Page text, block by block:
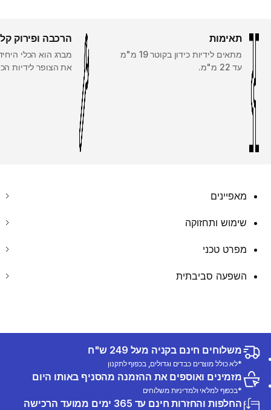
תאימות
מתאים לידיות כידון בקוטר 19 מ"מ
עד 22 מ"מ.
הרכבה ופירוק
מברג הוא הכלי
את הצופר לידיות
מאפיינים
שימוש ותחזוקה
מפרט טכני
השפעה סביבתית
משלוחים חינם בקניה מעל 249 ש"ח
*לא כולל מוצרים כבדים וגדולים, בכפוף לתקנון
מזמינים ואוספים את ההזמנה מהסניף באותו היום
*בכפוף למלאי ולמדיניות משלוחים
החלפות והחזרות חינם עד 365 ימים ממועד הרכישה